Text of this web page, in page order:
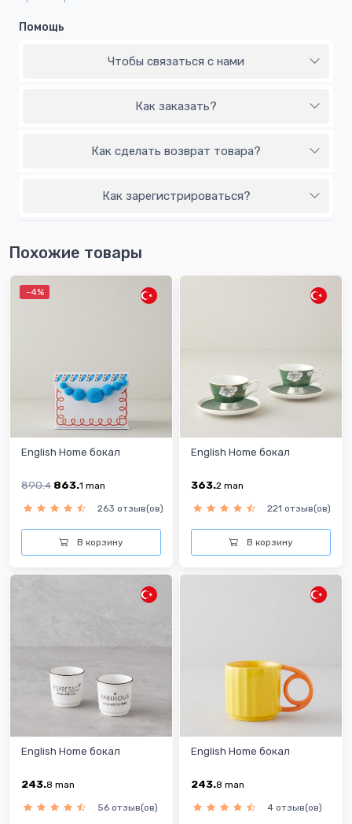
Помощь
Чтобы связаться с нами
Как заказать?
Как сделать возврат товара?
Как зарегистрироваться?
Похожие товары
-4%
English Home бокал
890.4 863.1 man
263 отзыв(ов)
В корзину
English Home бокал
363.2 man
221 отзыв(ов)
В корзину
English Home бокал
243.8 man
56 отзыв(ов)
English Home бокал
243.8 man
4 отзыв(ов)